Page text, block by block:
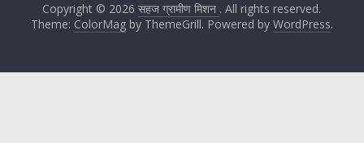
Copyright © 2026सहज ग्रामीण मिशन . All rights reserved.
Theme: ColorMagby ThemeGrill. Powered by WordPress.